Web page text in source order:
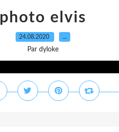
photo elvis
24.08.2020 …
Par dyloke